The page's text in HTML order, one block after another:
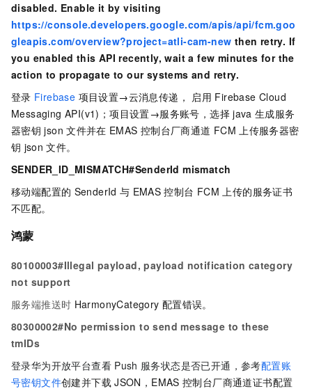
disabled. Enable it by visiting
https://console.developers.google.com/apis/api/fcm.goo
gleapis.com/overview?project=atli-cam-new then retry. If
you enabled this API recently, wait a few minutes for the
action to propagate to our systems and retry.
登录 Firebase 项目设置→云消息传递， 启用 Firebase Cloud
Messaging API(v1)；项目设置→服务账号，选择 java 生成服务
器密钥 json 文件并在 EMAS 控制台厂商通道 FCM 上传服务器密
钥 json 文件。
SENDER_ID_MISMATCH#SenderId mismatch
移动端配置的 SenderId 与 EMAS 控制台 FCM 上传的服务证书
不匹配。
鸿蒙
80100003#Illegal payload, payload notification category
not support
服务端推送时 HarmonyCategory 配置错误。
80300002#No permission to send message to these
tmIDs
登录华为开放平台查看 Push 服务状态是否已开通，参考配置账
号密钥文件创建并下载 JSON，EMAS 控制台厂商通道证书配置